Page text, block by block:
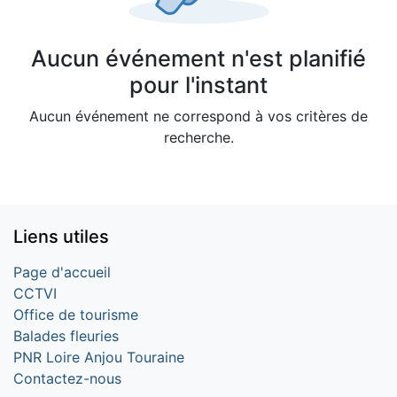
Aucun événement n'est planifié
pour l'instant
Aucun événement ne correspond à vos critères de
recherche.
Liens utiles
Page d'accueil
CCTVI
Office de tourisme
Balades fleuries
PNR Loire Anjou Touraine
Contactez-nous